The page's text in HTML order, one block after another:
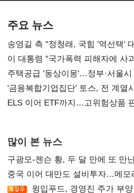
주요 뉴스
송영길 측 "정청래, 국힘 '역선택'
총선 지휘 못해"
이 대통령 "국가폭력 피해자에 사
진실 밝혀야"
주택공급 '동상이몽'…정부·서울
'금융복합기업집단' 토스, 전 계열
ELS 이어 ETF까지…고위험상품
많이 본 뉴스
구광모-젠슨 황, 두 달 만에 또 만
중국 이어 대만도 설비투자…메모
윙입푸드, 경영진 주가 부